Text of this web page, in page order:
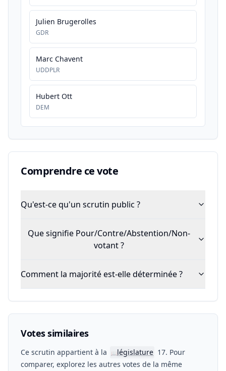
Julien Brugerolles
GDR
Marc Chavent
UDDPLR
Hubert Ott
DEM
Comprendre ce vote
Qu'est-ce qu'un scrutin public ?
Que signifie Pour/Contre/Abstention/Non-
votant ?
Comment la majorité est-elle déterminée ?
Votes similaires
Ce scrutin appartient à la 📖législature 17. Pour
comparer, explorez les autres votes de la même